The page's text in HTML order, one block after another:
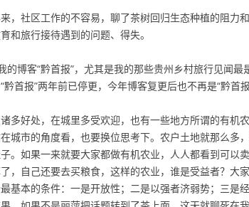
，社区工作的不容易，聊了茶树回归生态种植的阻力
和旅行接待遇到的问题、得失。
的博客“黔首报”，尤其是我的那些贵州乡村旅行见闻最
黔首报”两年前已停更，今年博客复更后也不再是“黔首
多好处，在城里多受欢迎，也有一些地方所谓的有机
城市的角度看，也要换位思考下。农户土地就那么多
。如果一来就要大家都做有机农业，人人都看到可以
，自己还要去买粮食，这样的农业，谁是受益者？大
基本的条件：一是开放性；二是以强者济弱势；三是